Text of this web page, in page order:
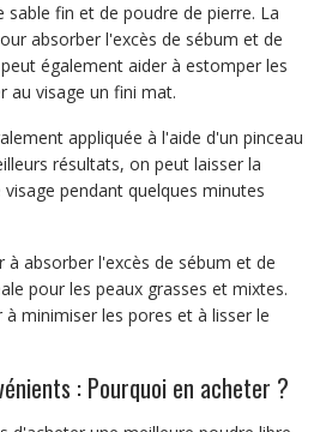
fin et de poudre de pierre. La
absorber l'excès de sébum et de
également aider à estomper les
au visage un fini mat.
appliquée à l'aide d'un pinceau
résultats, on peut laisser la
pendant quelques minutes
à absorber l'excès de sébum et de
pour les peaux grasses et mixtes.
minimiser les pores et à lisser le
: Pourquoi en acheter ?